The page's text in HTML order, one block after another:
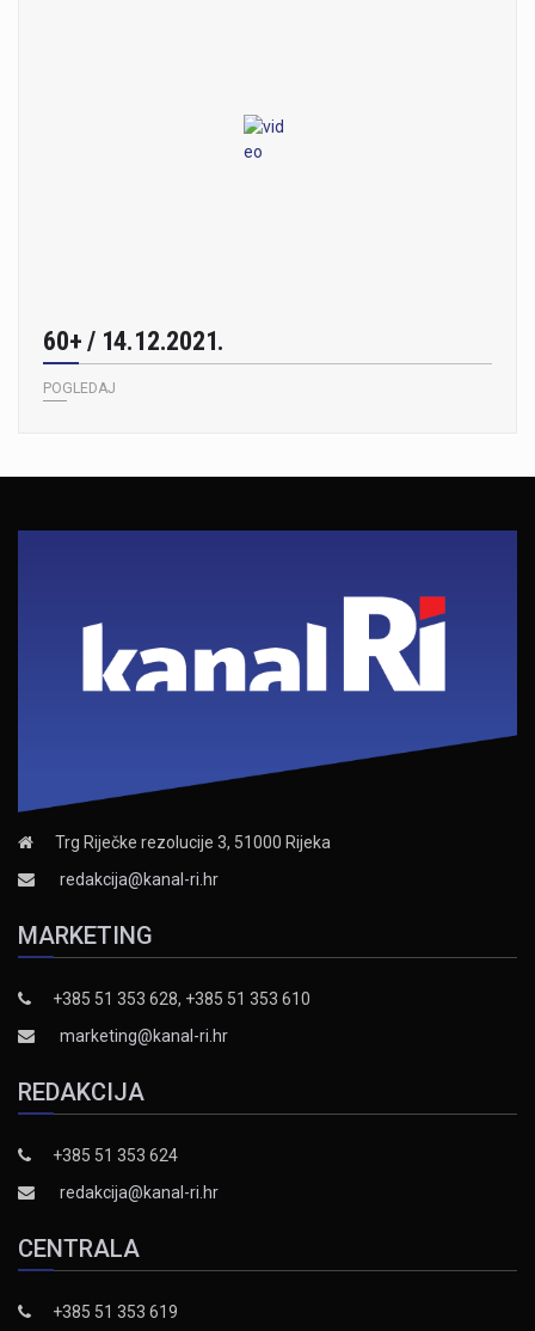
60+ / 14.12.2021.
POGLEDAJ
Trg Riječke rezolucije 3, 51000 Rijeka
redakcija@kanal-ri.hr
MARKETING
+385 51 353 628, +385 51 353 610
marketing@kanal-ri.hr
REDAKCIJA
+385 51 353 624
redakcija@kanal-ri.hr
CENTRALA
+385 51 353 619